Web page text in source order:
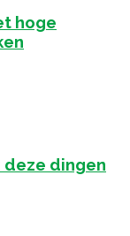
hoge
deze dingen